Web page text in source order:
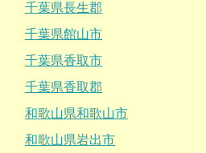
千葉県長生郡
千葉県館山市
千葉県香取市
千葉県香取郡
和歌山県和歌山市
和歌山県岩出市